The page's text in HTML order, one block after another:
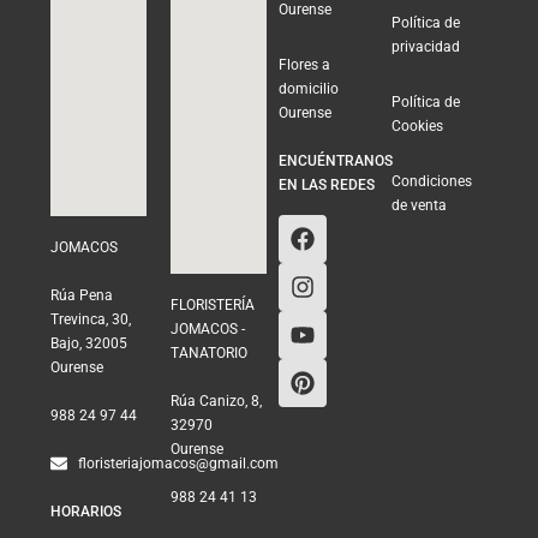
Ourense
Flores a
domicilio
Ourense
ENCUÉNTRANOS
EN LAS REDES
Política de
privacidad
Política de
Cookies
Condiciones
de venta
JOMACOS
Rúa Pena
Trevinca, 30,
Bajo, 32005
Ourense
988 24 97 44
floristeriajomacos@gmail.com
HORARIOS
FLORISTERÍA
JOMACOS -
TANATORIO
Rúa Canizo, 8,
32970
Ourense
988 24 41 13